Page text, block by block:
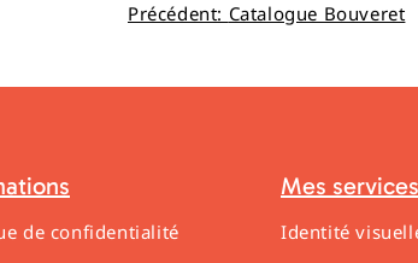
Précédent: Catalogue Bouveret
de confidentialité
Mes services
Identité